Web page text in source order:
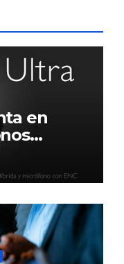
en
táctil